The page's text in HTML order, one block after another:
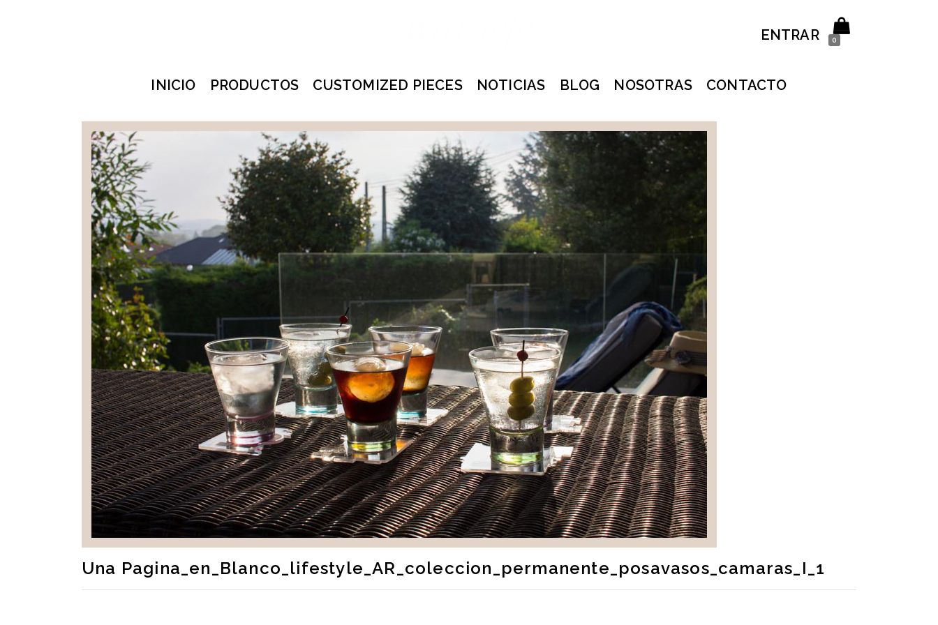
ENTRAR 0
INICIO PRODUCTOS CUSTOMIZED PIECES NOTICIAS BLOG NOSOTRAS CONTACTO
Una Pagina_en_Blanco_lifestyle_AR_coleccion_permanente_posavasos_camaras_I_1